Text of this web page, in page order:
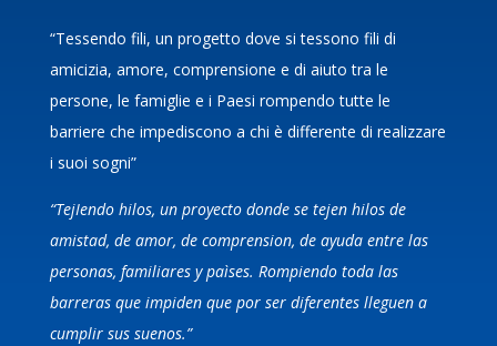
“Tessendo fili, un progetto dove si tessono fili di
amicizia, amore, comprensione e di aiuto tra le
persone, le famiglie e i Paesi rompendo tutte le
barriere che impediscono a chi è differente di realizzare
i suoi sogni”
“TejIendo hilos, un proyecto donde se tejen hilos de
amistad, de amor, de comprension, de ayuda entre las
personas, familiares y paìses. Rompiendo toda las
barreras que impiden que por ser diferentes lleguen a
cumplir sus suenos.”